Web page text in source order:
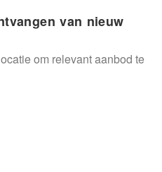
van nieuw
om relevant aanbod te